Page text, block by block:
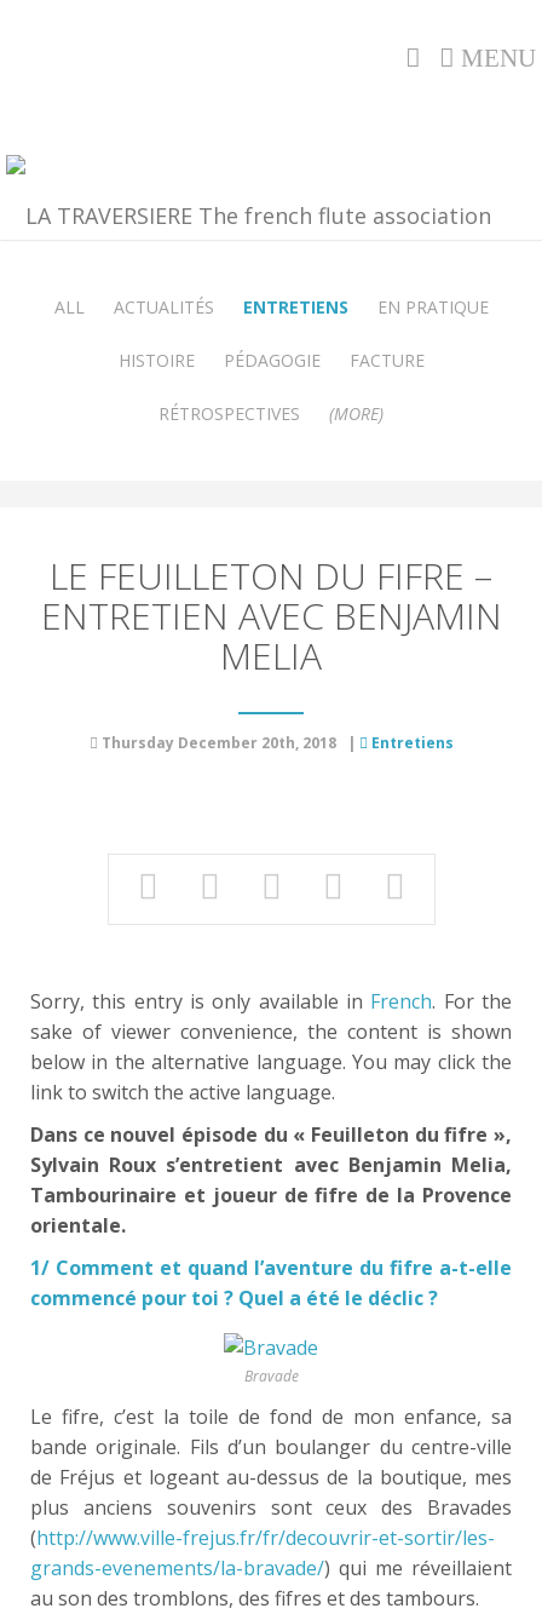
MENU
ALL ACTUALITÉS ENTRETIENS EN PRATIQUE
HISTOIRE PÉDAGOGIE FACTURE
RÉTROSPECTIVES (MORE)
LE FEUILLETON DU FIFRE –
ENTRETIEN AVEC BENJAMIN
MELIA
Thursday December 20th, 2018 | Entretiens
Sorry, this entry is only available in French. For the
sake of viewer convenience, the content is shown
below in the alternative language. You may click the
link to switch the active language.
Dans ce nouvel épisode du « Feuilleton du fifre »,
Sylvain Roux s’entretient avec Benjamin Melia,
Tambourinaire et joueur de fifre de la Provence
orientale.
1/ Comment et quand l’aventure du fifre a-t-elle
commencé pour toi ? Quel a été le déclic ?
Bravade
Le fifre, c’est la toile de fond de mon enfance, sa
bande originale. Fils d’un boulanger du centre-ville
de Fréjus et logeant au-dessus de la boutique, mes
plus anciens souvenirs sont ceux des Bravades
(http://www.ville-frejus.fr/fr/decouvrir-et-sortir/les-
grands-evenements/la-bravade/) qui me réveillaient
au son des tromblons, des fifres et des tambours.